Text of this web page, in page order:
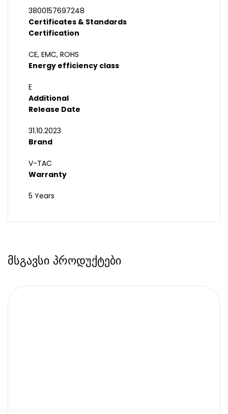
3800157697248
Certificates & Standards
Certification
CE, EMC, ROHS
Energy efficiency class
E
Additional
Release Date
31.10.2023
Brand
V-TAC
Warranty
5 Years
მსგავსი პროდუქტები